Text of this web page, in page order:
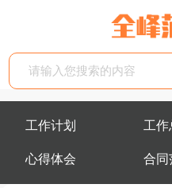
工作计划 工作
心得体会 合同